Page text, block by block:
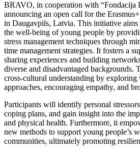
BRAVO, in cooperation with “Fondacija
announcing an open call for the
in Daugavpils, Latvia. This initiative
the well-being of young people by
stress management techniques through
time management strategies. It fosters a
sharing experiences and building
diverse and disadvantaged backgrounds.
cross-cultural understanding by exploring
approaches, encouraging empathy, and
Participants will identify personal
coping plans, and gain insight into the
and physical health. Furthermore, it
new methods to support young people’s
communities, ultimately promoting